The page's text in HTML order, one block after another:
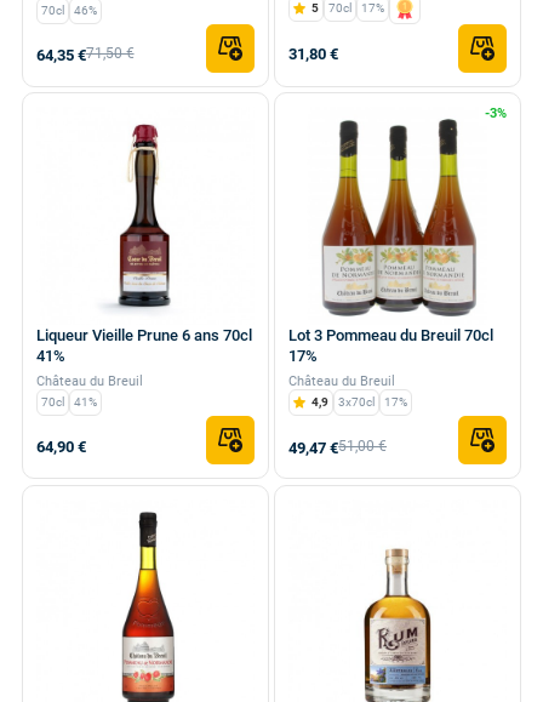
70cl 46%
64,35 €71,50 €
5 70cl 17%
31,80 €
Liqueur Vieille Prune 6 ans 70cl
41%
Château du Breuil
70cl 41%
64,90 €
-3%
Lot 3 Pommeau du Breuil 70cl
17%
Château du Breuil
4,9 3x70cl 17%
49,47 €51,00 €